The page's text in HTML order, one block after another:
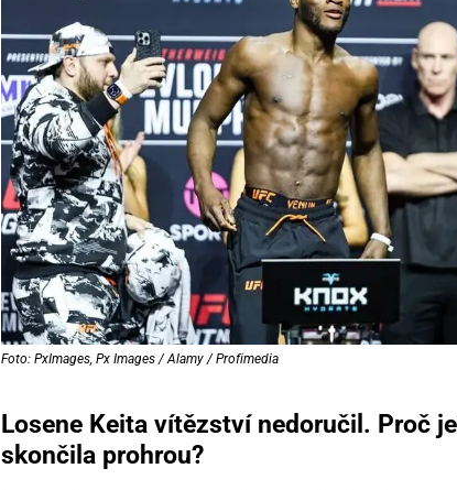
Foto: PxImages, Px Images / Alamy / Profimedia
Losene Keita vítězství nedoručil. Proč
skončila prohrou?